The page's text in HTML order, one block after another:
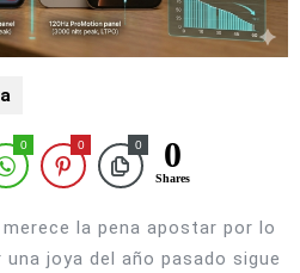
0 0 0 0
Shares
la pena apostar por lo
joya del año pasado sigue